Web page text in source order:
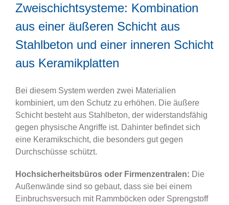
Zweischichtsysteme: Kombination
aus einer äußeren Schicht aus
Stahlbeton und einer inneren Schicht
aus Keramikplatten
Bei diesem System werden zwei Materialien
kombiniert, um den Schutz zu erhöhen. Die äußere
Schicht besteht aus Stahlbeton, der widerstandsfähig
gegen physische Angriffe ist. Dahinter befindet sich
eine Keramikschicht, die besonders gut gegen
Durchschüsse schützt.
Hochsicherheitsbüros oder Firmenzentralen: Die
Außenwände sind so gebaut, dass sie bei einem
Einbruchsversuch mit Rammböcken oder Sprengstoff